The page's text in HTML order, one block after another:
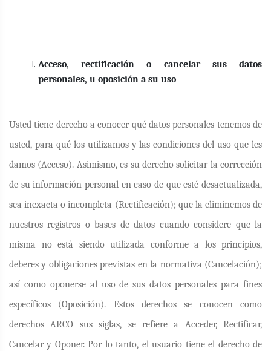
Acceso, rectificación o cancelar sus datos
personales, u oposición a su uso
Usted tiene derecho a conocer qué datos personales tenemos de
usted, para qué los utilizamos y las condiciones del uso que les
damos (Acceso). Asimismo, es su derecho solicitar la corrección
de su información personal en caso de que esté desactualizada,
sea inexacta o incompleta (Rectificación); que la eliminemos de
nuestros registros o bases de datos cuando considere que la
misma no está siendo utilizada conforme a los principios,
deberes y obligaciones previstas en la normativa (Cancelación);
así como oponerse al uso de sus datos personales para fines
específicos (Oposición). Estos derechos se conocen como
derechos ARCO sus siglas, se refiere a Acceder, Rectificar,
Cancelar y Oponer. Por lo tanto, el usuario tiene el derecho de